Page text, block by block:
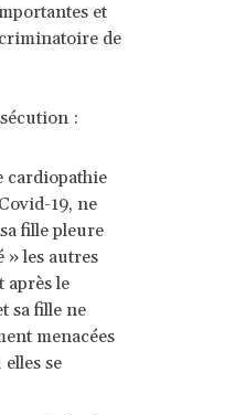
et
de
:
cardiopathie
19, ne
fille pleure
» les autres
après le
sa fille ne
menacées
se